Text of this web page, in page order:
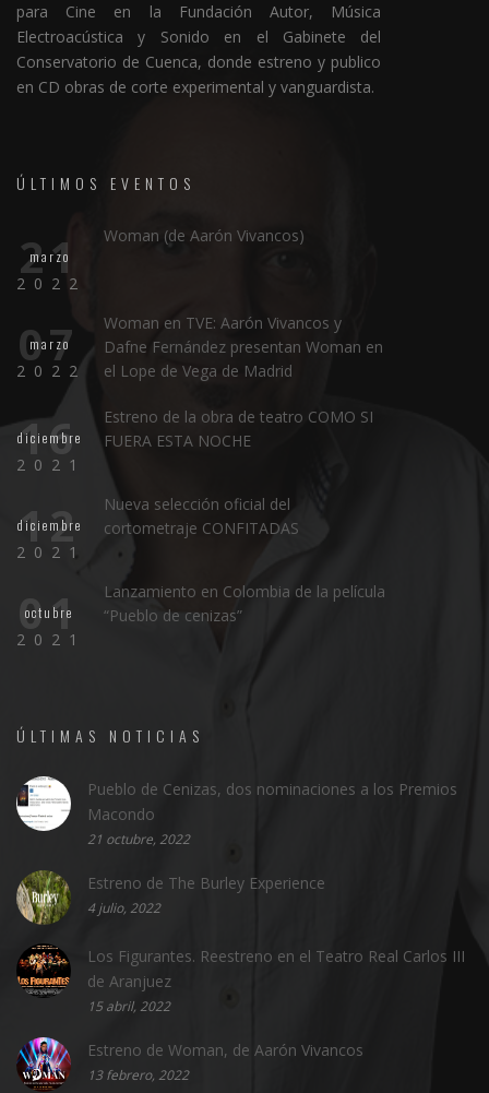
para Cine en la Fundación Autor, Música
Electroacústica y Sonido en el Gabinete del
Conservatorio de Cuenca, donde estreno y publico
en CD obras de corte experimental y vanguardista.
ÚLTIMOS EVENTOS
21
marzo
2022
Woman (de Aarón Vivancos)
07
marzo
2022
Woman en TVE: Aarón Vivancos y
Dafne Fernández presentan Woman en
el Lope de Vega de Madrid
16
diciembre
2021
Estreno de la obra de teatro COMO SI
FUERA ESTA NOCHE
12
diciembre
2021
Nueva selección oficial del
cortometraje CONFITADAS
01
octubre
2021
Lanzamiento en Colombia de la película
“Pueblo de cenizas”
ÚLTIMAS NOTICIAS
Pueblo de Cenizas, dos nominaciones a los Premios
Macondo
21 octubre, 2022
Estreno de The Burley Experience
4 julio, 2022
Los Figurantes. Reestreno en el Teatro Real Carlos III
de Aranjuez
15 abril, 2022
Estreno de Woman, de Aarón Vivancos
13 febrero, 2022